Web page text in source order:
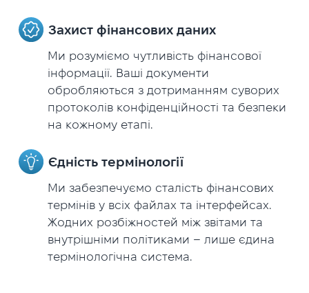
Захист фінансових даних
Ми розуміємо чутливість фінансової
інформації. Ваші документи
обробляються з дотриманням суворих
протоколів конфіденційності та безпеки
на кожному етапі.
Єдність термінології
Ми забезпечуємо сталість фінансових
термінів у всіх файлах та інтерфейсах.
Жодних розбіжностей між звітами та
внутрішніми політиками – лише єдина
термінологічна система.